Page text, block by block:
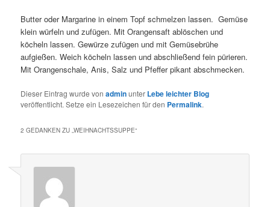
Butter oder Margarine in einem Topf schmelzen lassen. Gemüse
klein würfeln und zufügen. Mit Orangensaft ablöschen und
köcheln lassen. Gewürze zufügen und mit Gemüsebrühe
aufgießen. Weich köcheln lassen und abschließend fein pürieren.
Mit Orangenschale, Anis, Salz und Pfeffer pikant abschmecken.
Dieser Eintrag wurde vonadminunter Lebe leichter Blog
veröffentlicht. Setze ein Lesezeichen für den Permalink.
2 GEDANKEN ZU „WEIHNACHTSSUPPE“